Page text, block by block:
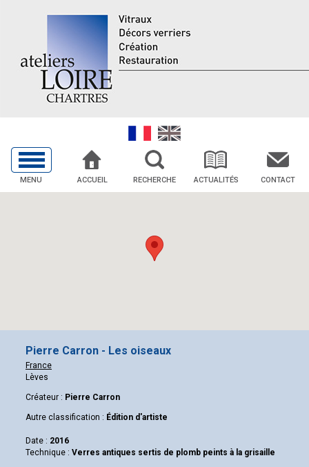
MENU ACCUEIL RECHERCHE ACTUALITÉS CONTACT
Pierre Carron - Les oiseaux
France
Lèves
Créateur : Pierre Carron
Autre classification : Édition d'artiste
Date : 2016
Technique : Verres antiques sertis de plomb peints à la grisaille